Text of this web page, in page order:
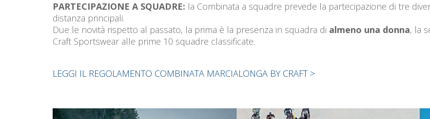
PARTECIPAZIONE A SQUADRE: la Combinata a squadre prevede la partecipazione di tre
distanza principali.
Due le novità rispetto al passato, la prima è la presenza in squadra di almeno una donna, la
Craft Sportswear alle prime 10 squadre classificate.
LEGGI IL REGOLAMENTO COMBINATA MARCIALONGA BY CRAFT >